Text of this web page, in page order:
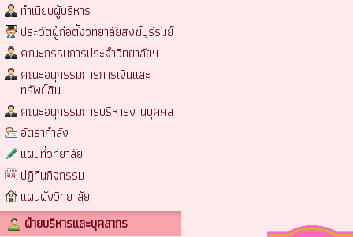
ทำเนียบผู้บริหาร
ประวัติผู้ก่อตั้งวิทยาลัยสงฆ์บุรีรัมย์
คณะกรรมการประจำวิทยาลัยฯ
คณะอนุกรรมการการเงินและ
ทรัพย์สิน
คณะอนุกรรมการบริหารงานบุคคล
อัตรากำลัง
แผนที่วิทยาลัย
ปฏิทินกิจกรรม
แผนผังวิทยาลัย
ฝ่ายบริหารและบุคลากร